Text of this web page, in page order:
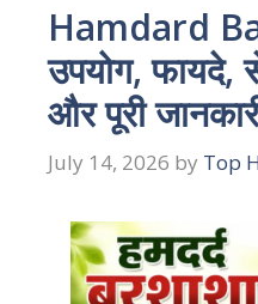
Hamdard
उपयोग, फायदे,
और पूरी
July 14, 2026 by Top